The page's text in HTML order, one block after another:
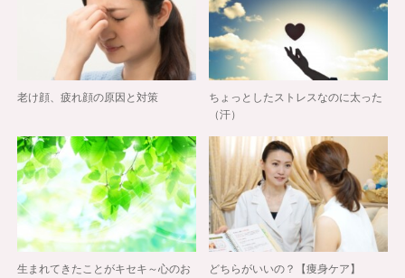
老け顔、疲れ顔の原因と対策
ちょっとしたストレスなのに太った
（汗）
生まれてきたことがキセキ～心のお
どちらがいいの？【痩身ケア】